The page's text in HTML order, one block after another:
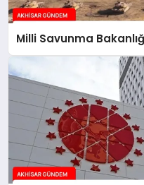
Milli Savunma